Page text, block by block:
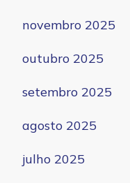
novembro 2025
outubro 2025
setembro 2025
agosto 2025
julho 2025